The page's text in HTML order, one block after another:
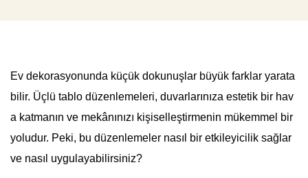
Ev dekorasyonunda küçük dokunuşlar büyük farklar yarata
bilir. Üçlü tablo düzenlemeleri, duvarlarınıza estetik bir hav
a katmanın ve mekânınızı kişiselleştirmenin mükemmel bir
yoludur. Peki, bu düzenlemeler nasıl bir etkileyicilik sağlar
ve nasıl uygulayabilirsiniz?